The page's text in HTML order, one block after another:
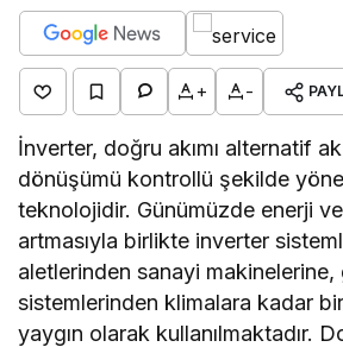
+ -
İnverter, doğru akımı alternatif
dönüşümü kontrollü şekilde
teknolojidir. Günümüzde enerji
artmasıyla birlikte inverter
aletlerinden sanayi makinelerine,
sistemlerinden klimalara kadar
yaygın olarak kullanılmaktadır.